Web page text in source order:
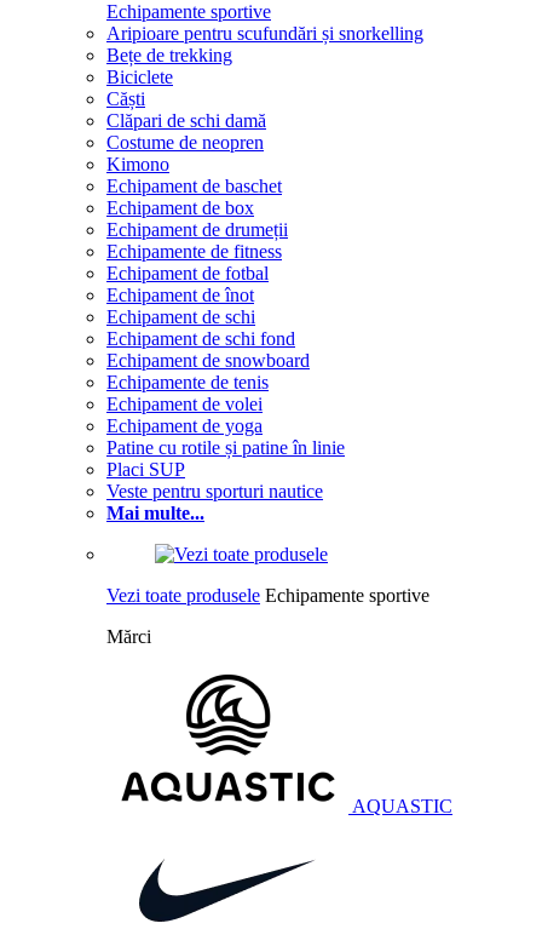
Echipamente sportive
Aripioare pentru scufundări și snorkelling
Bețe de trekking
Biciclete
Căști
Clăpari de schi damă
Costume de neopren
Kimono
Echipament de baschet
Echipament de box
Echipament de drumeții
Echipamente de fitness
Echipament de fotbal
Echipament de înot
Echipament de schi
Echipament de schi fond
Echipament de snowboard
Echipamente de tenis
Echipament de volei
Echipament de yoga
Patine cu rotile și patine în linie
Placi SUP
Veste pentru sporturi nautice
Mai multe...
Vezi toate produsele Echipamente sportive
Mărci
AQUASTIC